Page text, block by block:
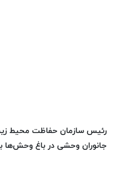
رئیس سازمان حفاظت محیط
جانوران وحشی در باغ‌‌ وحش‌ها